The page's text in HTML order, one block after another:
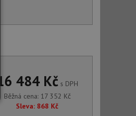
16 484 Kčs DPH
Běžná cena: 17 352 Kč
Sleva: 868 Kč